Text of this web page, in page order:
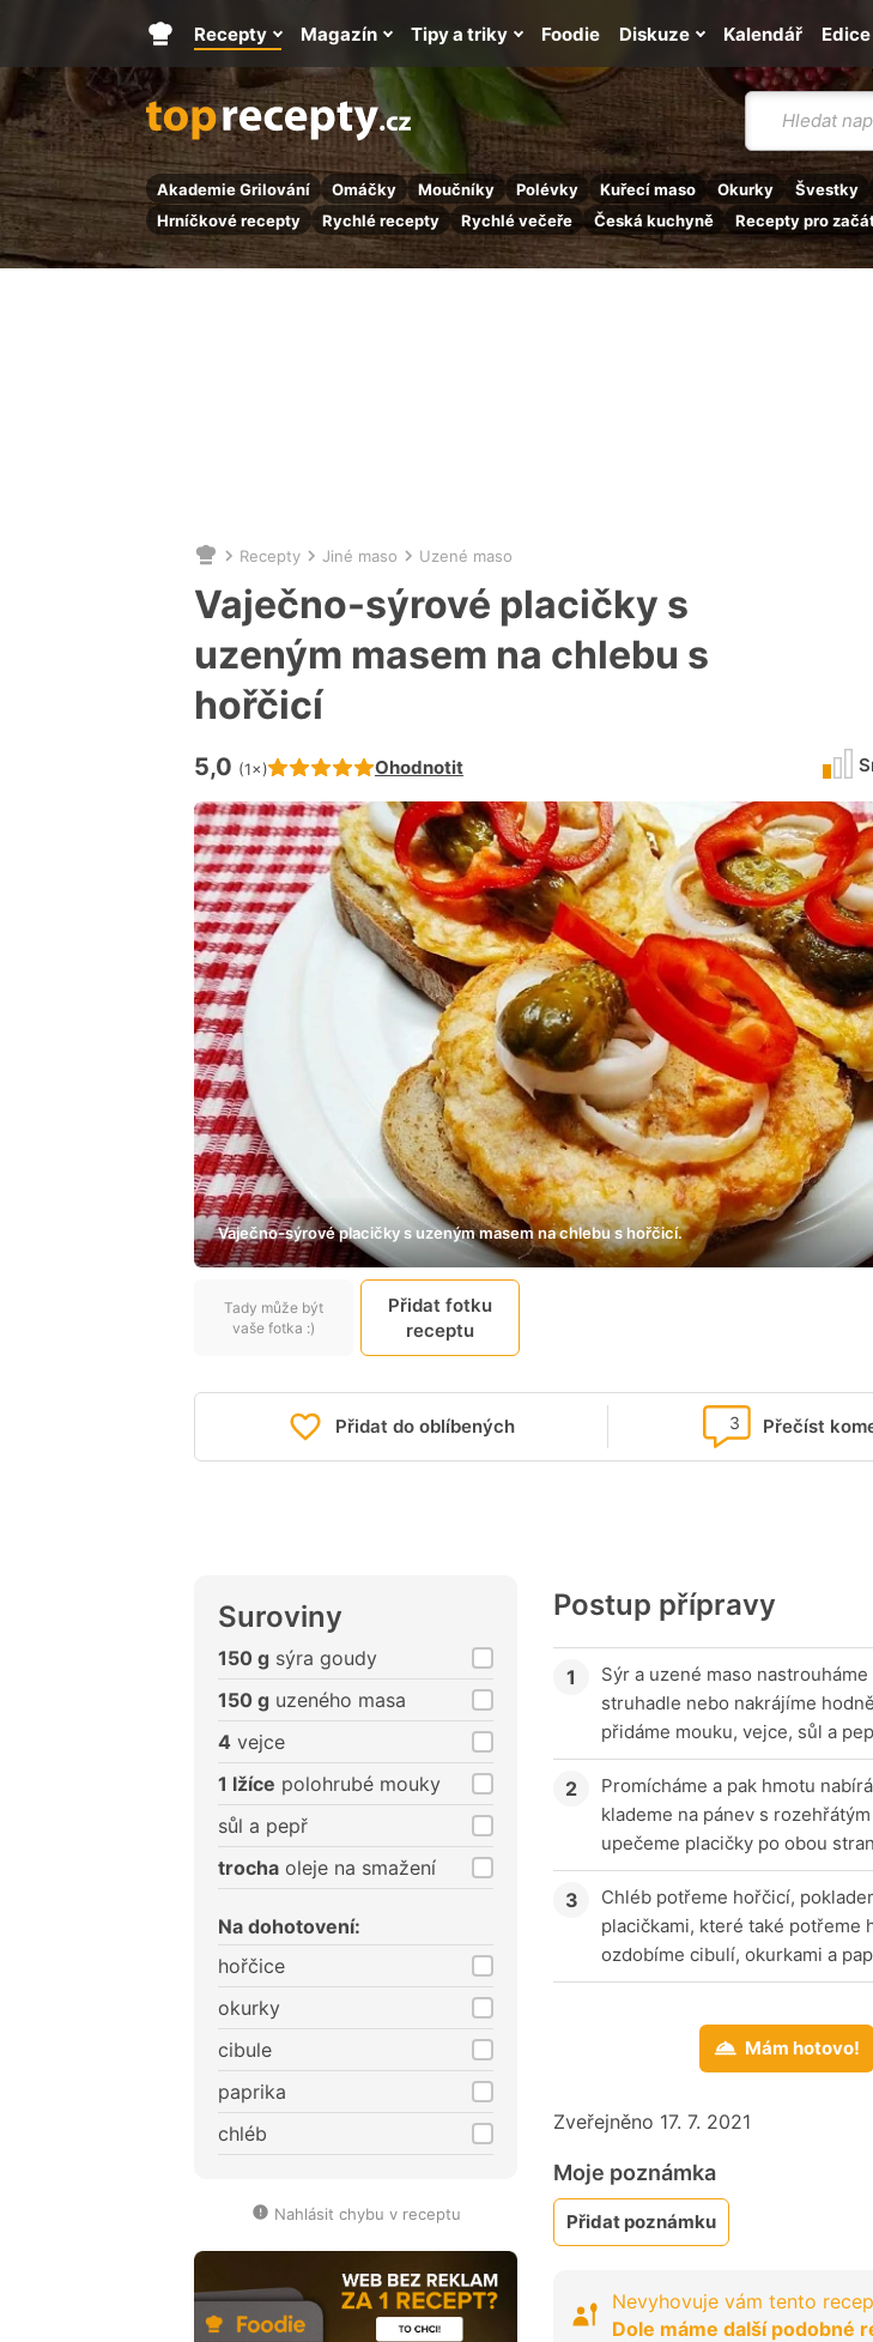
Vyhledávání
Akademie Grilování Omáčky Moučníky Polévky Kuřecí maso Okurky Švestky
Hrníčkové recepty
Rychlé recepty Rychlé večeře Česká kuchyně Recepty pro
Hlavní
stránka
Recepty Magazín Tipy a triky Kalendář
Foodie Diskuze Edice
Nacházíte
se
zde:
Recepty Jiné maso Uzené maso
Vaječno-sýrové placičky s
uzeným masem na chlebu s
hořčicí
Hodnocení receptu je
5,0 (1×) Ohodnotit
Vaječno-sýrové placičky s uzeným masem na chlebu s hořčicí.
Tady může být
vaše fotka :)
Přidat fotku
receptu
Přidat do oblíbených Přečíst
3
Suroviny
150 g sýra goudy
150 g uzeného masa
4 vejce
1 lžíce polohrubé mouky
sůl a pepř
trocha oleje na smažení
Na dohotovení:
hořčice
okurky
cibule
paprika
chléb
Nahlásit chybu v receptu
Postup přípravy
Sýr a uzené maso
struhadle nebo nakrájíme
přidáme mouku, vejce, sůl a
Promícháme a pak hmotu
klademe na pánev s
upečeme placičky po obou
Chléb potřeme hořčicí,
placičkami, které také potřeme
ozdobíme cibulí, okurkami a
Mám hotovo!
Zveřejněno 17. 7. 2021
Moje poznámka
Přidat poznámku
Nevyhovuje vám tento
Dole máme další podobné